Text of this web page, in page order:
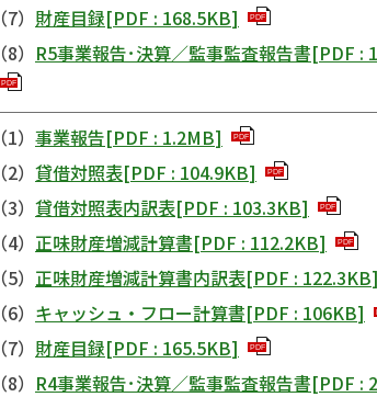
（7） 財産目録[PDF : 168.5KB] PDF
（8） R5事業報告･決算／監事監査報告書[PDF :
PDF
（1） 事業報告[PDF : 1.2MB] PDF
（2） 貸借対照表[PDF : 104.9KB] PDF
（3） 貸借対照表内訳表[PDF : 103.3KB] PDF
（4） 正味財産増減計算書[PDF : 112.2KB] PDF
（5） 正味財産増減計算書内訳表[PDF : 122.3KB]
（6） キャッシュ・フロー計算書[PDF : 106KB]
（7） 財産目録[PDF : 165.5KB] PDF
（8） R4事業報告･決算／監事監査報告書[PDF :